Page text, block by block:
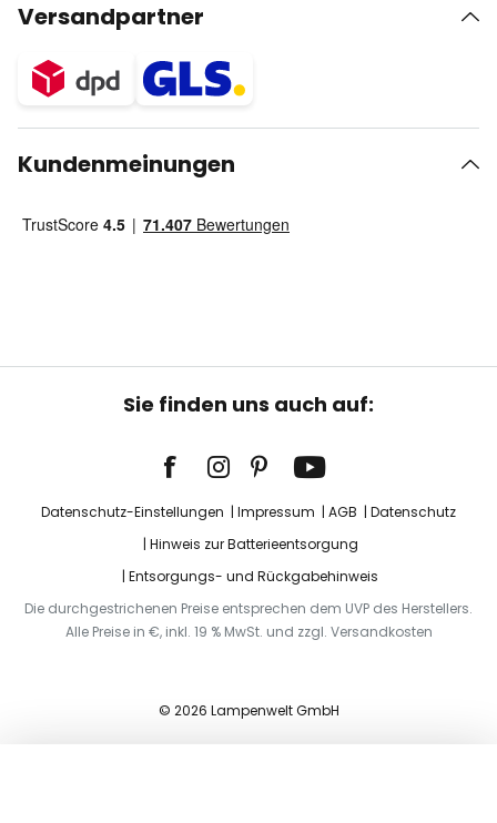
Versandpartner
Kundenmeinungen
Sie finden uns auch auf:
Datenschutz-Einstellungen Impressum AGB
Datenschutz
Hinweis zur Batterieentsorgung
Entsorgungs- und Rückgabehinweis
Die durchgestrichenen Preise entsprechen dem UVP des Herstellers.
Alle Preise in €, inkl. 19 % MwSt. und zzgl. Versandkosten
© 2026 Lampenwelt GmbH